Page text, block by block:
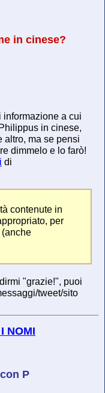
in cinese?
informazione a cui
in cinese,
altro, ma se pensi
dimmelo e lo farò!
di
contenute in
per
"grazie!", puoi
tweet/sito
NOMI
P